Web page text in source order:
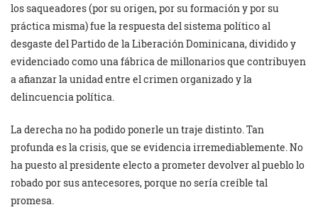
los saqueadores (por su origen, por su formación y por su
práctica misma) fue la respuesta del sistema político al
desgaste del Partido de la Liberación Dominicana, dividido y
evidenciado como una fábrica de millonarios que contribuyen
a afianzar la unidad entre el crimen organizado y la
delincuencia política.
La derecha no ha podido ponerle un traje distinto. Tan
profunda es la crisis, que se evidencia irremediablemente. No
ha puesto al presidente electo a prometer devolver al pueblo lo
robado por sus antecesores, porque no sería creíble tal
promesa.